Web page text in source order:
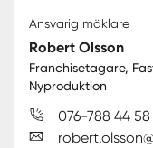
Ansvarig mäklare
Robert Olsson
Franchisetagare,
Nyproduktion
076-788 44 58